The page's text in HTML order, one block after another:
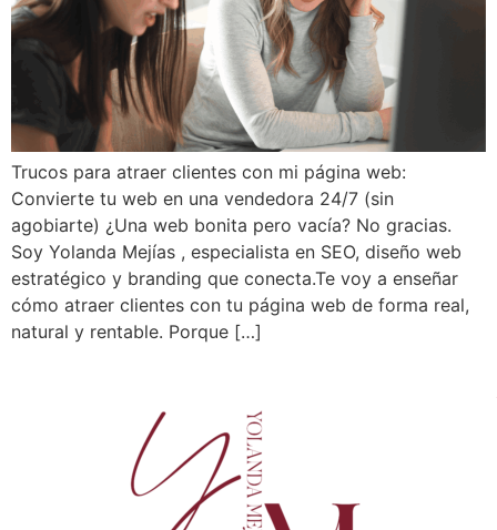
Trucos para atraer clientes con mi página web:
Convierte tu web en una vendedora 24/7 (sin
agobiarte) ¿Una web bonita pero vacía? No gracias.
Soy Yolanda Mejías , especialista en SEO, diseño web
estratégico y branding que conecta.Te voy a enseñar
cómo atraer clientes con tu página web de forma real,
natural y rentable. Porque […]